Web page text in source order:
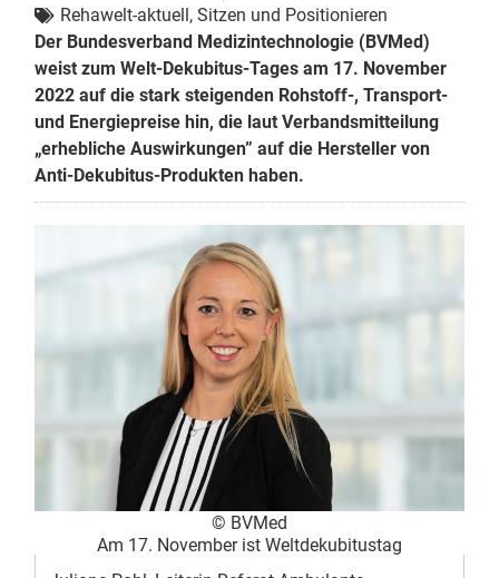
Rehawelt-aktuell,Sitzen und Positionieren
Der Bundesverband Medizintechnologie (BVMed)
weist zum Welt-Dekubitus-Tages am 17. November
2022 auf die stark steigenden Rohstoff-, Transport-
und Energiepreise hin, die laut Verbandsmitteilung
„erhebliche Auswirkungen” auf die Hersteller von
Anti-Dekubitus-Produkten haben.
© BVMed
Am 17. November ist Weltdekubitustag